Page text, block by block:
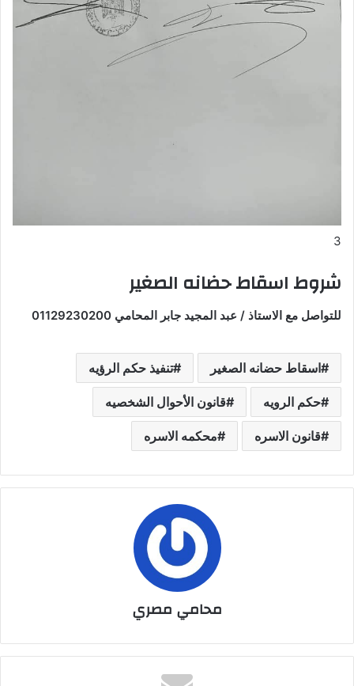
3
شروط اسقاط حضانه الصغير
للتواصل مع الاستاذ / عبد المجيد جابر المحامي 01129230200
اسقاط حضانه الصغير تنفيذ حكم الرؤيه
حكم الرويه قانون الأحوال الشخصيه
قانون الاسره محكمه الاسره
محامي مصري